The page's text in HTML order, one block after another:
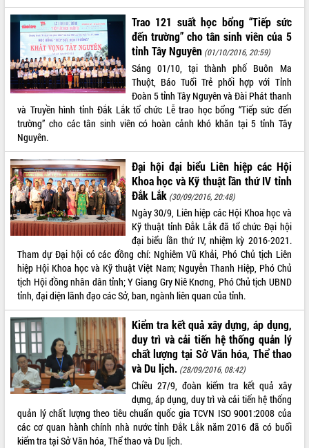
LIÊN KẾT WEB
THỐNG KÊ TRUY CẬP
Hôm nay: 20891
Tất cả: 65997033
Trao 121 suất học bổng “Tiếp sức
đến trường” cho tân sinh viên của 5
tỉnh Tây Nguyên (01/10/2016, 20:59)
Sáng 01/10, tại thành phố Buôn Ma
Thuột, Báo Tuổi Trẻ phối hợp với Tỉnh
Đoàn 5 tỉnh Tây Nguyên và Đài Phát thanh
và Truyền hình tỉnh Đắk Lắk tổ chức Lễ trao học bổng “Tiếp sức đến
trường” cho các tân sinh viên có hoàn cảnh khó khăn tại 5 tỉnh Tây
Nguyên.
Đại hội đại biểu Liên hiệp các Hội
Khoa học và Kỹ thuật lần thứ IV tỉnh
Đắk Lắk (30/09/2016, 20:48)
Ngày 30/9, Liên hiệp các Hội Khoa học và
Kỹ thuật tỉnh Đắk Lắk đã tổ chức Đại hội
đại biểu lần thứ IV, nhiệm kỳ 2016-2021.
Tham dự Đại hội có các đồng chí: Nghiêm Vũ Khải, Phó Chủ tịch Liên
hiệp Hội Khoa học và Kỹ thuật Việt Nam; Nguyễn Thanh Hiệp, Phó Chủ
tịch Hội đồng nhân dân tỉnh; Y Giang Gry Niê Knơng, Phó Chủ tịch UBND
tỉnh, đại diện lãnh đạo các Sở, ban, ngành liên quan của tỉnh.
Kiểm tra kết quả xây dựng, áp dụng,
duy trì và cải tiến hệ thống quản lý
chất lượng tại Sở Văn hóa, Thể thao
và Du lịch. (28/09/2016, 08:42)
Chiều 27/9, đoàn kiểm tra kết quả xây
dựng, áp dụng, duy trì và cải tiến hệ thống
quản lý chất lượng theo tiêu chuẩn quốc gia TCVN ISO 9001:2008 của
các cơ quan hành chính nhà nước tỉnh Đắk Lắk năm 2016 đã có buổi
kiểm tra tại Sở Văn hóa, Thể thao và Du lịch.